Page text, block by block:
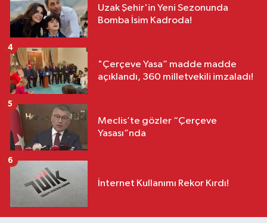
Uzak Şehir'in Yeni Sezonunda
Bomba İsim Kadroda!
"Çerçeve Yasa” madde madde
açıklandı, 360 milletvekili imzaladı!
4
Meclis’te gözler “Çerçeve
Yasası”nda
5
İnternet Kullanımı Rekor Kırdı!
6